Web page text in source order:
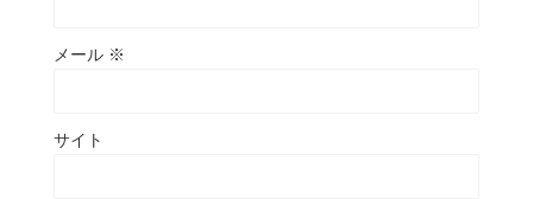
メール ※
サイト